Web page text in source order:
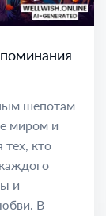
шепотам
миром и
кто
и
В